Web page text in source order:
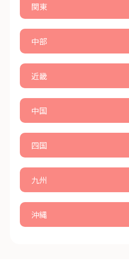
関東
中部
近畿
中国
四国
九州
沖縄